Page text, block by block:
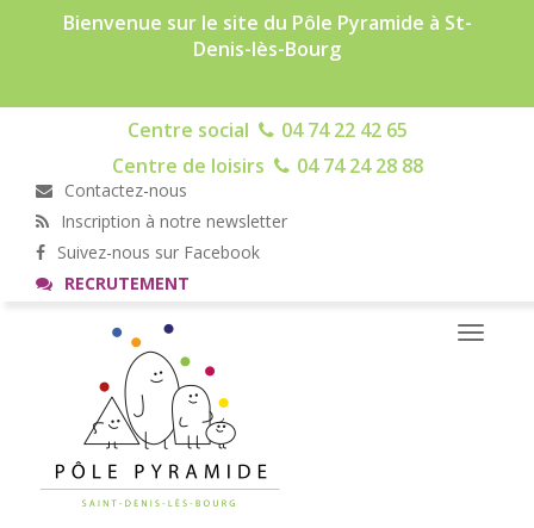
Bienvenue sur le site du Pôle Pyramide à St-
Denis-lès-Bourg
Centre social
04 74 22 42 65
Centre de loisirs
04 74 24 28 88
Contactez-nous
Inscription à notre newsletter
Suivez-nous sur Facebook
RECRUTEMENT
Toggle